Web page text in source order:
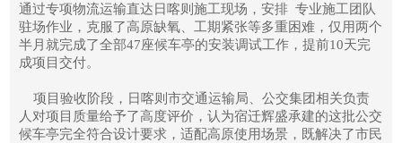
通过专项物流运输直达日喀则施工现场，安排 专业施工团队
驻场作业，克服了高原缺氧、工期紧张等多重困难，仅用两个
半月就完成了全部47座候车亭的安装调试工作，提前10天完
成项目交付。
项目验收阶段，日喀则市交通运输局、公交集团相关负责
人对项目质量给予了高度评价，认为宿迁辉盛承建的这批公交
候车亭完全符合设计要求，适配高原使用场景，既解决了市民